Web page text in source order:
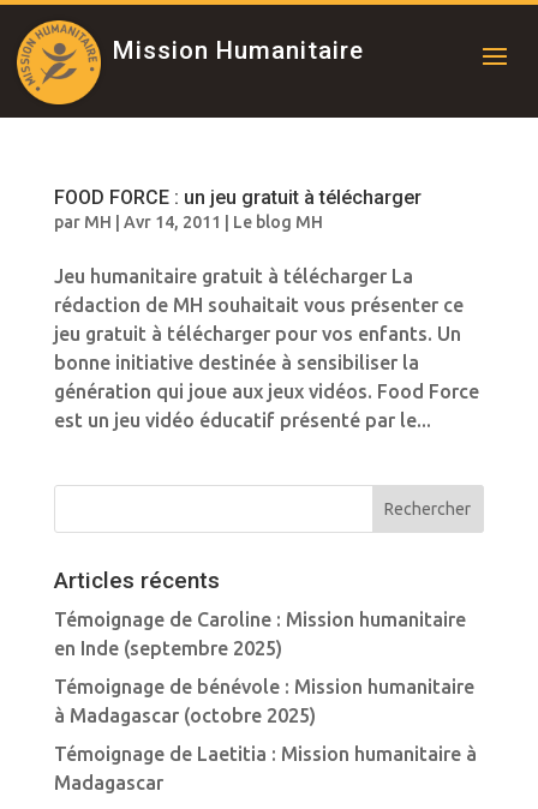
Mission Humanitaire
FOOD FORCE : un jeu gratuit à télécharger
par MH Avr 14, 2011 Le blog MH
Jeu humanitaire gratuit à télécharger La
rédaction de MH souhaitait vous présenter ce
jeu gratuit à télécharger pour vos enfants. Un
bonne initiative destinée à sensibiliser la
génération qui joue aux jeux vidéos. Food Force
est un jeu vidéo éducatif présenté par le...
Articles récents
Témoignage de Caroline : Mission humanitaire
en Inde (septembre 2025)
Témoignage de bénévole : Mission humanitaire
à Madagascar (octobre 2025)
Témoignage de Laetitia : Mission humanitaire à
Madagascar